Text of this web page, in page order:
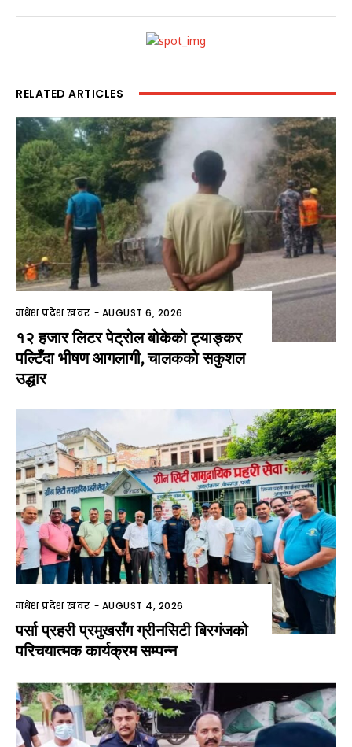
RELATED ARTICLES
मधेश प्रदेश खवर - AUGUST 6, 2026
१२ हजार लिटर पेट्रोल बोकेको ट्याङ्कर
पल्टिँदा भीषण आगलागी, चालकको सकुशल
उद्धार
मधेश प्रदेश खवर - AUGUST 4, 2026
पर्सा प्रहरी प्रमुखसँग ग्रीनसिटी बिरगंजको
परिचयात्मक कार्यक्रम सम्पन्न